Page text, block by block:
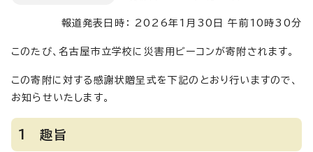
報道発表日時： 2026年1月30日 午前10時30分
このたび、名古屋市立学校に災害用ビーコンが寄附されます。
この寄附に対する感謝状贈呈式を下記のとおり行いますので、
お知らせいたします。
1 趣旨